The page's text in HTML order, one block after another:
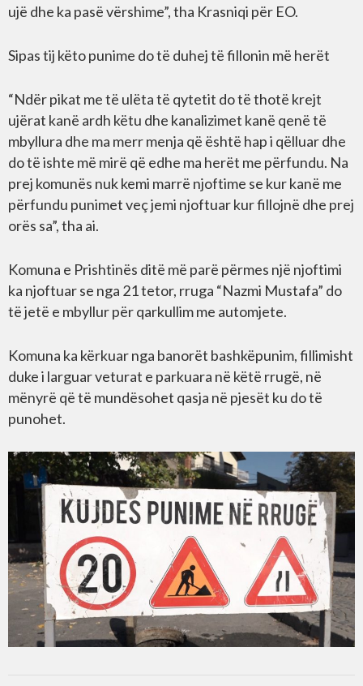
ujë dhe ka pasë vërshime”, tha Krasniqi për EO.
Sipas tij këto punime do të duhej të fillonin më herët
“Ndër pikat me të ulëta të qytetit do të thotë krejt
ujërat kanë ardh këtu dhe kanalizimet kanë qenë të
mbyllura dhe ma merr menja që është hap i qëlluar dhe
do të ishte më mirë që edhe ma herët me përfundu. Na
prej komunës nuk kemi marrë njoftime se kur kanë me
përfundu punimet veç jemi njoftuar kur fillojnë dhe prej
orës sa”, tha ai.
Komuna e Prishtinës ditë më parë përmes një njoftimi
ka njoftuar se nga 21 tetor, rruga “Nazmi Mustafa” do
të jetë e mbyllur për qarkullim me automjete.
Komuna ka kërkuar nga banorët bashkëpunim, fillimisht
duke i larguar veturat e parkuara në këtë rrugë, në
mënyrë që të mundësohet qasja në pjesët ku do të
punohet.